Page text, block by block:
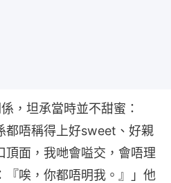
，坦承當時並不甜蜜：
都唔稱得上好sweet、好親
頂面，我哋會嗌交，會唔理
『唉，你都唔明我。』」他